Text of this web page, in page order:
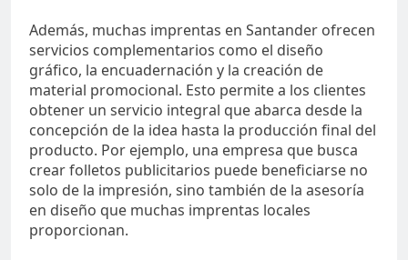
Además, muchas imprentas en Santander ofrecen
servicios complementarios como el diseño
gráfico, la encuadernación y la creación de
material promocional. Esto permite a los clientes
obtener un servicio integral que abarca desde la
concepción de la idea hasta la producción final del
producto. Por ejemplo, una empresa que busca
crear folletos publicitarios puede beneficiarse no
solo de la impresión, sino también de la asesoría
en diseño que muchas imprentas locales
proporcionan.